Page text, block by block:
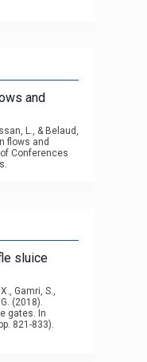
and
L., & Belaud,
flows and
Conferences
sluice
Gamri, S.,
(2018).
gates. In
821-833).